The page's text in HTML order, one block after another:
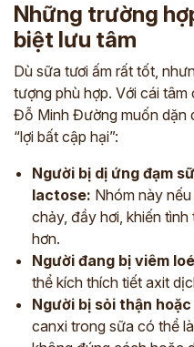
Những trường
biệt lưu tâm
Dù sữa tươi ấm rất tốt,
tượng phù hợp. Với cái
Đỗ Minh Đường muốn dặn
“lợi bất cập hại”:
Người bị dị ứng đạm
lactose: Nhóm này
chảy, đầy hơi, khiến
hơn.
Người đang bị viêm
thể kích thích tiết axit
Người bị sỏi thận
canxi trong sữa có thể